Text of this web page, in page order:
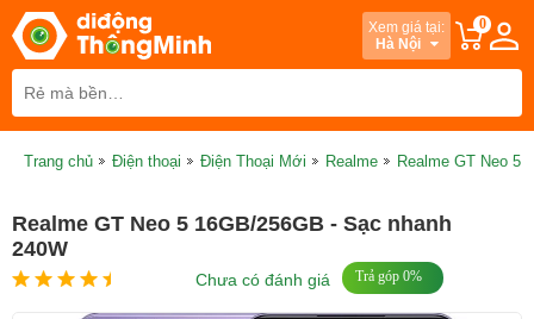
Xem giá tại:
Hà Nội
0
Trang chủ Điện thoại Điện Thoại Mới Realme Realme GT Neo 5
Realme GT Neo 5 16GB/256GB - Sạc nhanh
240W
Chưa có đánh giá Trả góp 0%